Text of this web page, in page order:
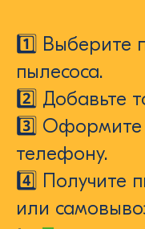
1️⃣ Выберите
пылесоса.
2️⃣ Добавьте
3️⃣ Оформите
телефону.
4️⃣ Получите
или